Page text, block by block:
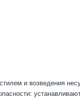
и возведения